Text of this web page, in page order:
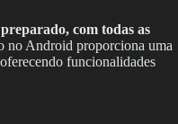
com todas as
no Android proporciona uma
funcionalidades